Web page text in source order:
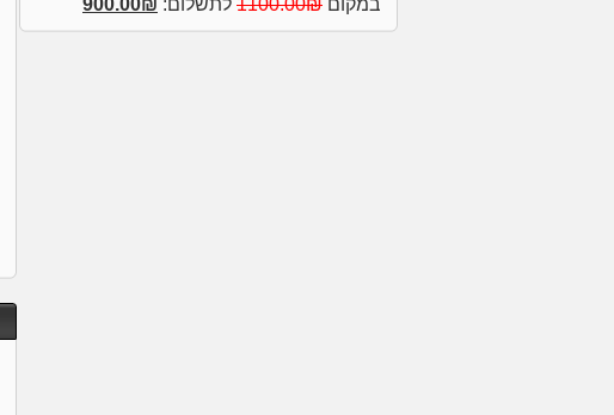
במקום 1100.00₪ לתשלום: 900.00₪